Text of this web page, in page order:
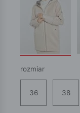
rozmiar
36 38